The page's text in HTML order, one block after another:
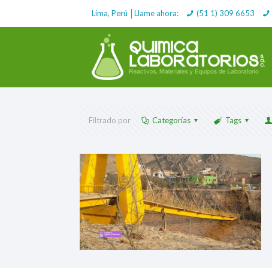
Lima, Perú │Llame ahora: (51 1) 309 6653
Filtrado por Categorías Tags